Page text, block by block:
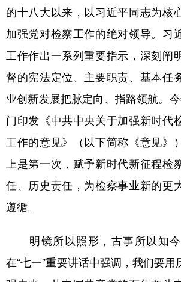
的十八大以来，以习近平同志为核
加强党对检察工作的绝对领导。习
工作作出一系列重要指示，深刻阐
督的宪法定位、主要职责、基本任
业创新发展把脉定向、指路领航。
门印发《中共中央关于加强新时代
工作的意见》（以下简称《意见》
上是第一次，赋予新时代新征程检
任、历史责任，为检察事业新的更
遵循。
明镜所以照形，古事所以知今
在“七一”重要讲话中强调，我们要